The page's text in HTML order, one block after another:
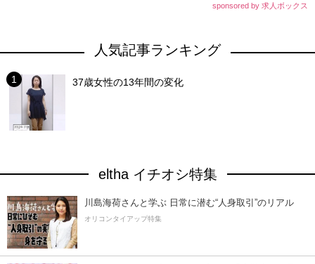
sponsored by 求人ボックス
人気記事ランキング
37歳女性の13年間の変化
eltha イチオシ特集
川島海荷さんと学ぶ 日常に潜む“人身取引”のリアル
オリコンタイアップ特集